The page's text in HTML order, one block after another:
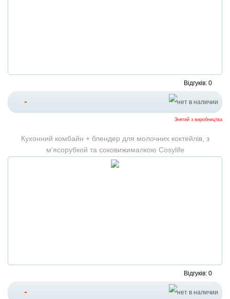
Відгуків: 0
-
Знятий з виробництва
Кухонний комбайн + блендер для молочних коктейлів, з
м'ясорубкой та соковижималкою Cosylife
Відгуків: 0
-